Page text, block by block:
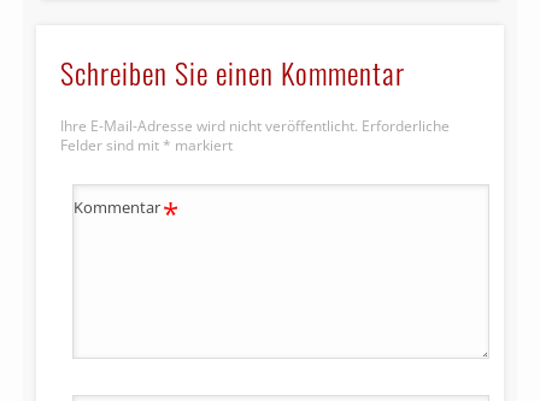
Schreiben Sie einen Kommentar
Ihre E-Mail-Adresse wird nicht veröffentlicht. Erforderliche
Felder sind mit * markiert
Kommentar*